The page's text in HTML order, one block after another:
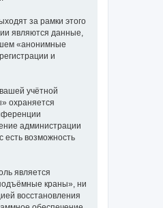
за рамки этого
являются данные,
«анонимные
и
учётной
охраняется
администрации
есть возможность
является
краны», ни
восстановления